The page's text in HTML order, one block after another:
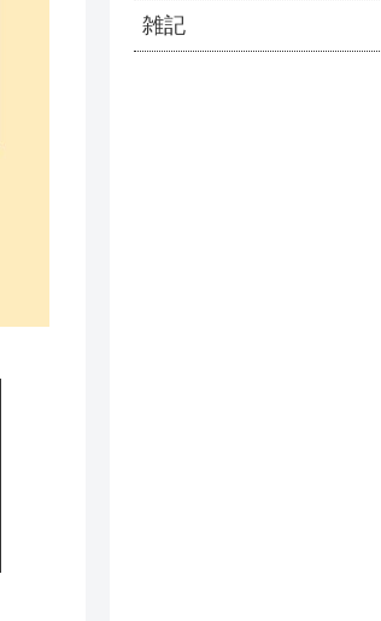
雑記